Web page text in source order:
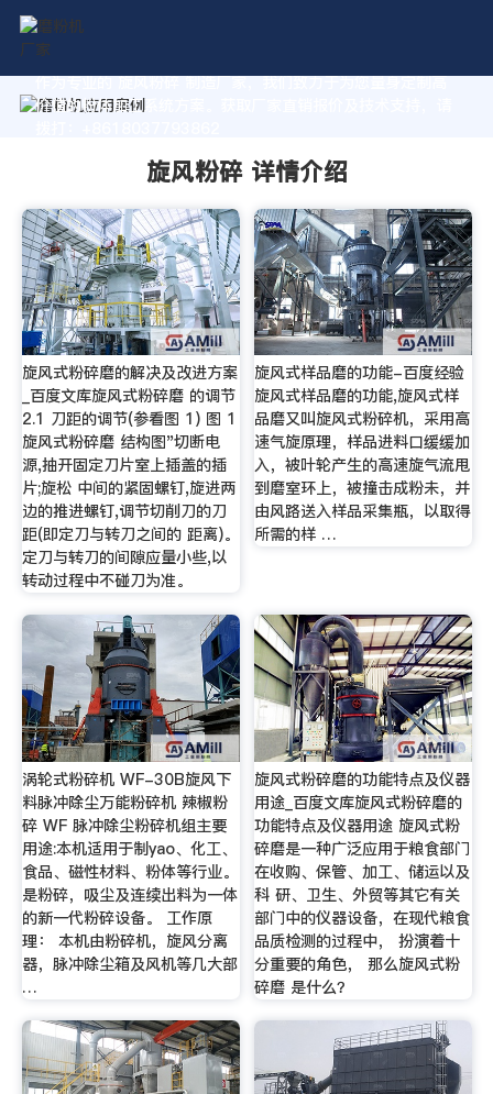
作为专业的 旋风粉碎 制造厂家，我们致力于为您量身定制高
价值的粉体加工系统方案。获取厂家直销报价及技术支持，请
旋风粉碎 详情介绍
旋风式粉碎磨的解决及改进方案
_百度文库旋风式粉碎磨 的调节
2.1 刀距的调节(参看图 1) 图 1
旋风式粉碎磨 结构图"切断电
源,抽开固定刀片室上插盖的插
片;旋松 中间的紧固螺钉,旋进两
边的推进螺钉,调节切削刀的刀
距(即定刀与转刀之间的 距离)。
定刀与转刀的间隙应量小些,以
转动过程中不碰刀为准。
旋风式样品磨的功能-百度经验
旋风式样品磨的功能,旋风式样
品磨又叫旋风式粉碎机，采用高
速气旋原理，样品进料口缓缓加
入，被叶轮产生的高速旋气流甩
到磨室环上，被撞击成粉未，并
由风路送入样品采集瓶，以取得
所需的样 …
涡轮式粉碎机 WF-30B旋风下
料脉冲除尘万能粉碎机 辣椒粉
碎 WF 脉冲除尘粉碎机组主要
用途:本机适用于制yao、化工、
食品、磁性材料、粉体等行业。
是粉碎，吸尘及连续出料为一体
的新一代粉碎设备。 工作原
理： 本机由粉碎机，旋风分离
器，脉冲除尘箱及风机等几大部
…
旋风式粉碎磨的功能特点及仪器
用途_百度文库旋风式粉碎磨的
功能特点及仪器用途 旋风式粉
碎磨是一种广泛应用于粮食部门
在收购、保管、加工、储运以及
科 研、卫生、外贸等其它有关
部门中的仪器设备，在现代粮食
品质检测的过程中， 扮演着十
分重要的角色， 那么旋风式粉
碎磨 是什么？